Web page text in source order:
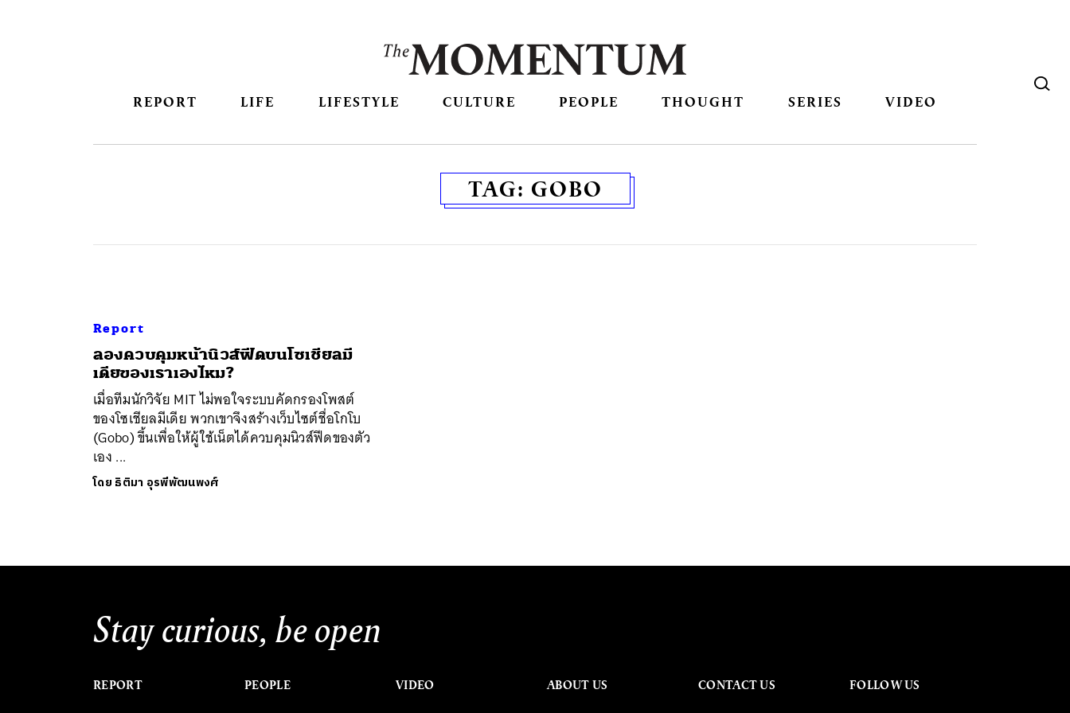
REPORT LIFE LIFESTYLE CULTURE PEOPLE THOUGHT SERIES VIDEO
TAG: GOBO
Report
ลองควบคุมหน้านิวส์ฟีดบนโซเชียลมี
เดียของเราเองไหม?
เมื่อทีมนักวิจัย MIT ไม่พอใจระบบคัดกรองโพสต์
ของโซเชียลมีเดีย พวกเขาจึงสร้างเว็บไซต์ชื่อโกโบ
(Gobo) ขึ้นเพื่อให้ผู้ใช้เน็ตได้ควบคุมนิวส์ฟีดของตัว
เอง ...
โดย ธิติมา อุรพีพัฒนพงศ์
Stay curious, be open
REPORT PEOPLE VIDEO ABOUT US CONTACT US FOLLOW US